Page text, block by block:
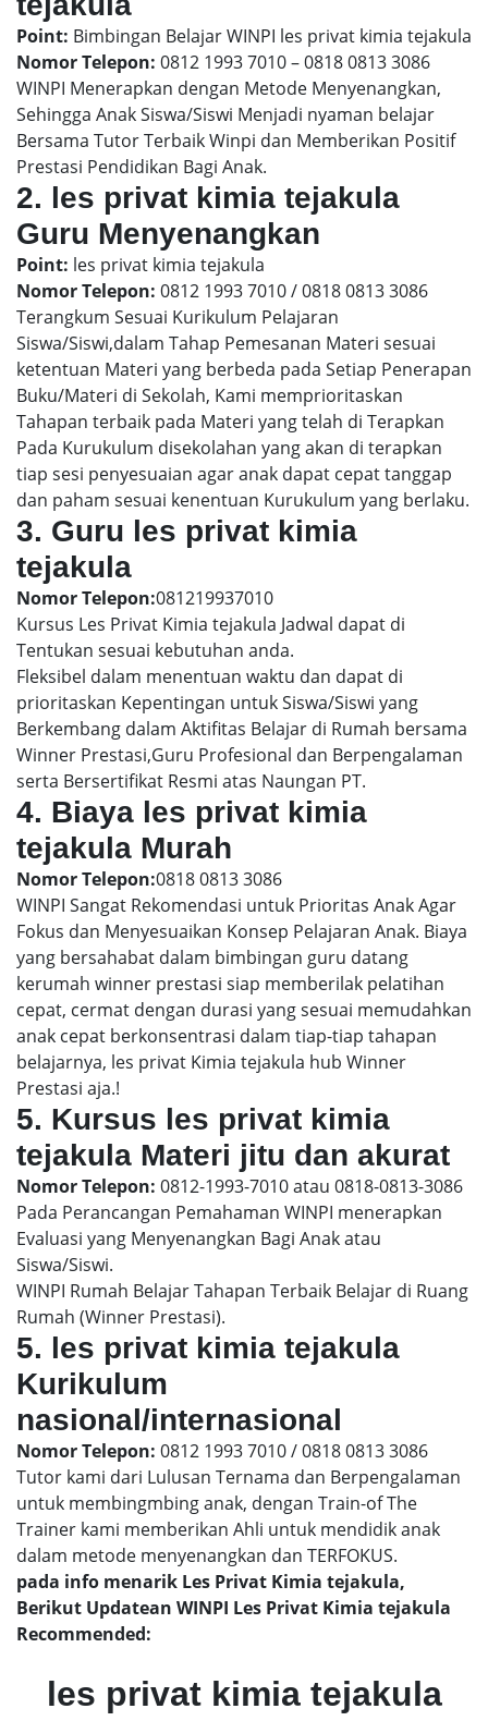
Point: Bimbingan Belajar WINPI les privat kimia tejakula
Nomor Telepon: 0812 1993 7010 – 0818 0813 3086
WINPI Menerapkan dengan Metode Menyenangkan,
Sehingga Anak Siswa/Siswi Menjadi nyaman belajar
Bersama Tutor Terbaik Winpi dan Memberikan Positif
Prestasi Pendidikan Bagi Anak.
2. les privat kimia tejakula
Guru Menyenangkan
Point: les privat kimia tejakula
Nomor Telepon: 0812 1993 7010 / 0818 0813 3086
Terangkum Sesuai Kurikulum Pelajaran
Siswa/Siswi,dalam Tahap Pemesanan Materi sesuai
ketentuan Materi yang berbeda pada Setiap Penerapan
Buku/Materi di Sekolah, Kami memprioritaskan
Tahapan terbaik pada Materi yang telah di Terapkan
Pada Kurukulum disekolahan yang akan di terapkan
tiap sesi penyesuaian agar anak dapat cepat tanggap
dan paham sesuai kenentuan Kurukulum yang berlaku.
3. Guru les privat kimia
tejakula
Nomor Telepon:081219937010
Kursus Les Privat Kimia tejakula Jadwal dapat di
Tentukan sesuai kebutuhan anda.
Fleksibel dalam menentuan waktu dan dapat di
prioritaskan Kepentingan untuk Siswa/Siswi yang
Berkembang dalam Aktifitas Belajar di Rumah bersama
Winner Prestasi,Guru Profesional dan Berpengalaman
serta Bersertifikat Resmi atas Naungan PT.
4. Biaya les privat kimia
tejakula Murah
Nomor Telepon:0818 0813 3086
WINPI Sangat Rekomendasi untuk Prioritas Anak Agar
Fokus dan Menyesuaikan Konsep Pelajaran Anak. Biaya
yang bersahabat dalam bimbingan guru datang
kerumah winner prestasi siap memberilak pelatihan
cepat, cermat dengan durasi yang sesuai memudahkan
anak cepat berkonsentrasi dalam tiap-tiap tahapan
belajarnya, les privat Kimia tejakula hub Winner
Prestasi aja.!
5. Kursus les privat kimia
tejakula Materi jitu dan akurat
Nomor Telepon: 0812-1993-7010 atau 0818-0813-3086
Pada Perancangan Pemahaman WINPI menerapkan
Evaluasi yang Menyenangkan Bagi Anak atau
Siswa/Siswi.
WINPI Rumah Belajar Tahapan Terbaik Belajar di Ruang
Rumah (Winner Prestasi).
5. les privat kimia tejakula
Kurikulum
nasional/internasional
Nomor Telepon: 0812 1993 7010 / 0818 0813 3086
Tutor kami dari Lulusan Ternama dan Berpengalaman
untuk membingmbing anak, dengan Train-of The
Trainer kami memberikan Ahli untuk mendidik anak
dalam metode menyenangkan dan TERFOKUS.
pada info menarik Les Privat Kimia tejakula,
Berikut Updatean WINPI Les Privat Kimia tejakula
Recommended:
les privat kimia tejakula